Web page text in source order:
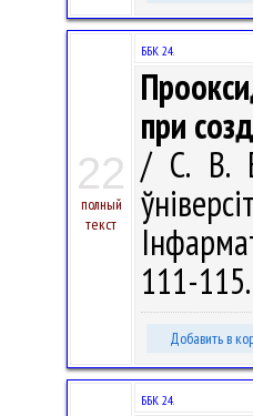
22
полный
текст
ББК 24.
при
/ С. В.
111-115.
Добавить в
ББК 24.